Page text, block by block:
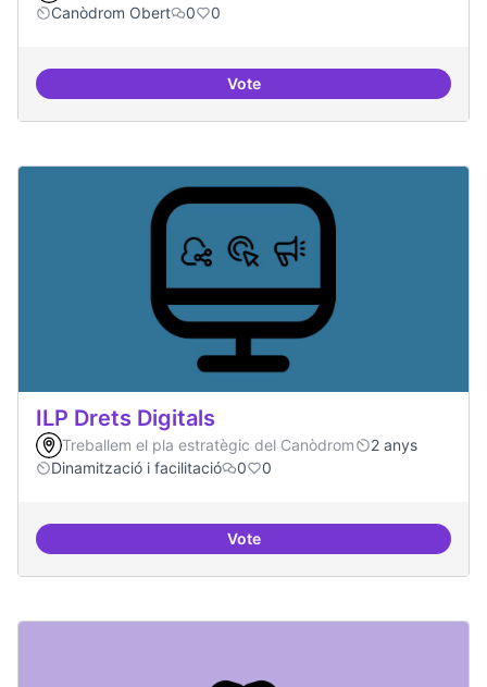
Canòdrom Obert
0 0
VoteGrades Obertes
ILP Drets Digitals
Treballem el pla estratègic del Canòdrom
2 anys
Dinamització i facilitació
0 0
VoteILP Drets Digitals